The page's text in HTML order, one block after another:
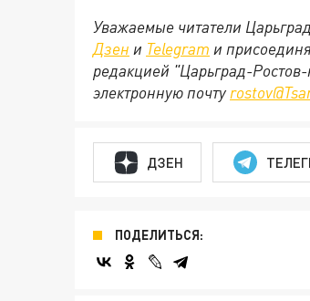
Уважаемые читатели
Дзен и Telegram и
редакцией "Царьград-
электронную почту
ДЗЕН
ПОДЕЛИТЬСЯ: